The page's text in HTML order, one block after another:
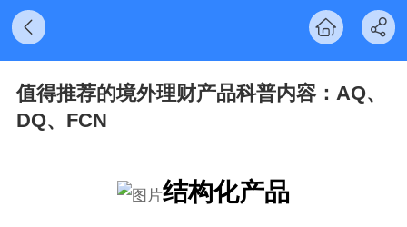
值得推荐的境外理财产品科普内容：AQ、
DQ、FCN
结构化产品